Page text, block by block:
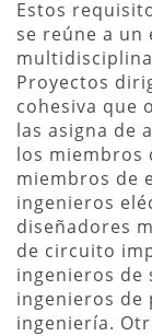
Estos
se reúne a un
Proyectos
cohesiva que
las asigna de
los miembros
miembros de
ingenieros
diseñadores
de circuito
ingenieros de
ingenieros de
ingeniería.